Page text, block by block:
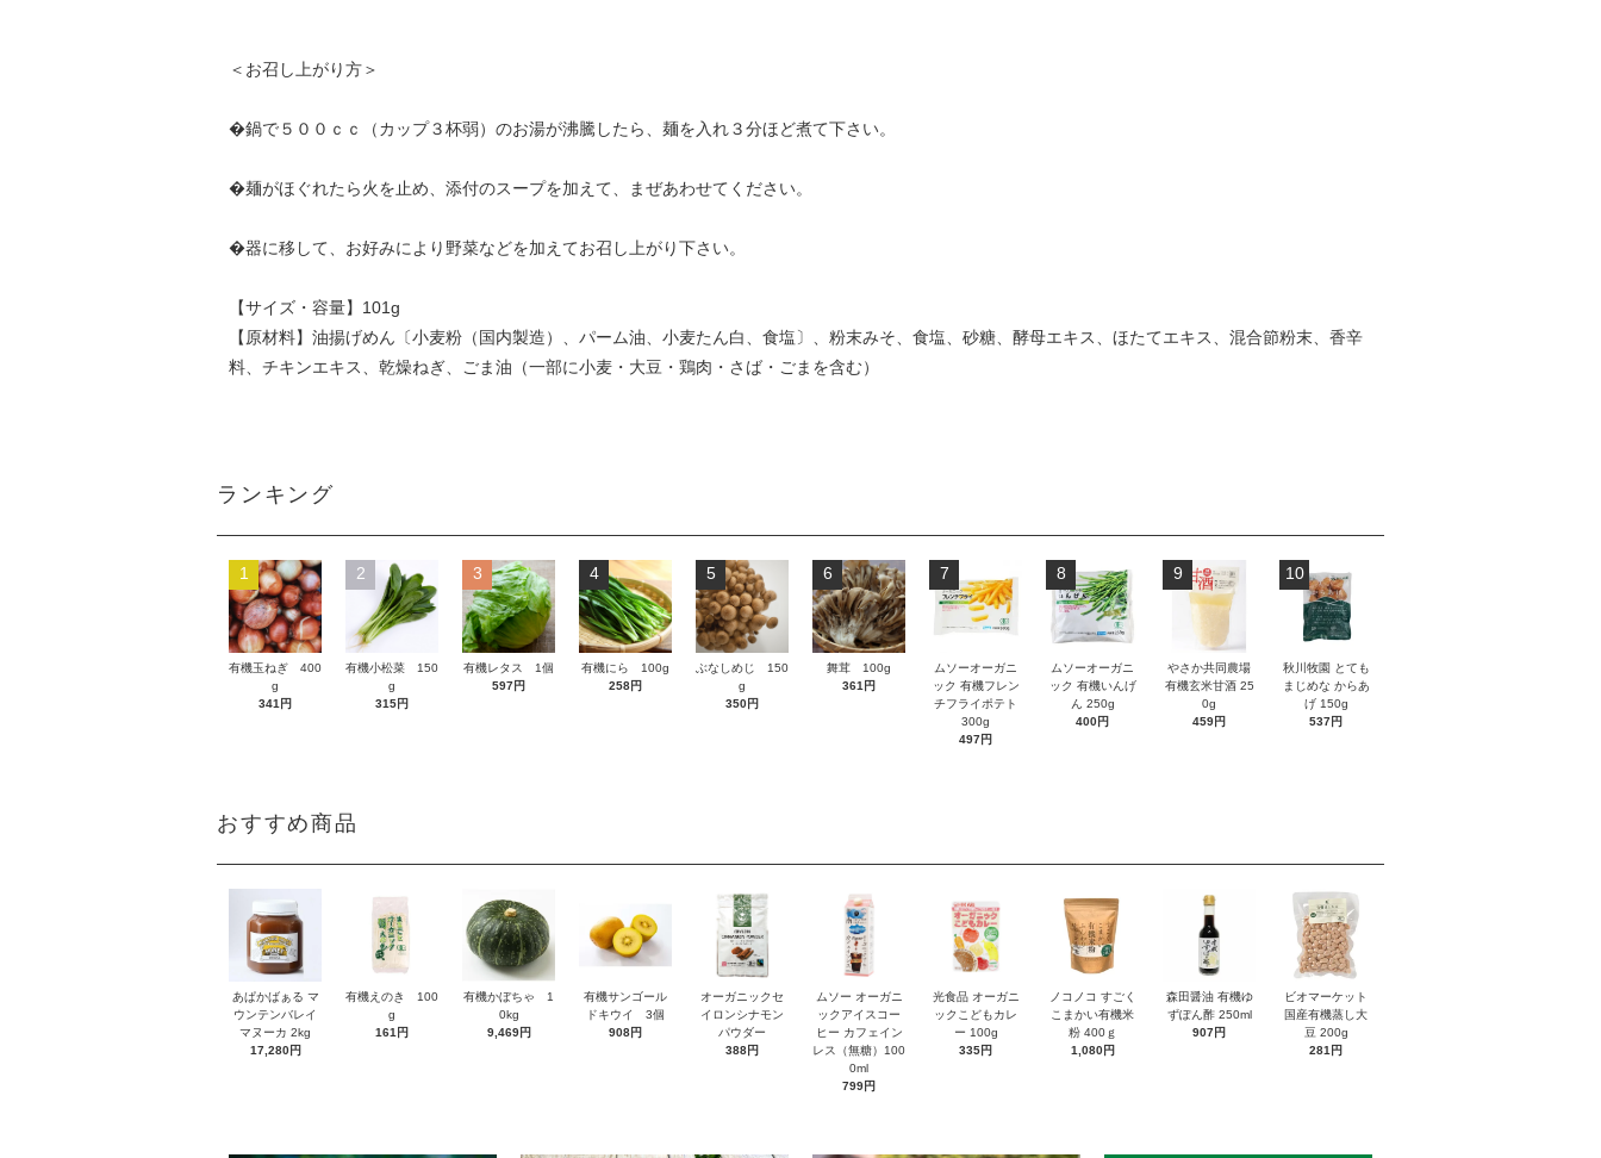
＜お召し上がり方＞
�鍋で５００ｃｃ（カップ３杯弱）のお湯が沸騰したら、麺を入れ３分ほど煮て下さい。
�麺がほぐれたら火を止め、添付のスープを加えて、まぜあわせてください。
�器に移して、お好みにより野菜などを加えてお召し上がり下さい。
【サイズ・容量】101g
【原材料】油揚げめん〔小麦粉（国内製造）、パーム油、小麦たん白、食塩〕、粉末みそ、食塩、砂糖、酵母エキス、ほたてエキス、混合節粉末、香辛
料、チキンエキス、乾燥ねぎ、ごま油（一部に小麦・大豆・鶏肉・さば・ごまを含む）
ランキング
1
有機玉ねぎ 400
g
341円
2
有機小松菜 150
g
315円
3
有機レタス 1個
597円
4
有機にら 100g
258円
5
ぶなしめじ 150
g
350円
6
舞茸 100g
361円
7
ムソーオーガニ
ック 有機フレン
チフライポテト
300g
497円
8
ムソーオーガニ
ック 有機いんげ
ん 250g
400円
9
やさか共同農場
有機玄米甘酒 25
0g
459円
10
秋川牧園 とても
まじめな からあ
げ 150g
537円
おすすめ商品
あぱかばぁる マ
ウンテンバレイ
マヌーカ 2kg
17,280円
有機えのき 100
g
161円
有機かぼちゃ 1
0kg
9,469円
有機サンゴール
ドキウイ 3個
908円
オーガニックセ
イロンシナモン
パウダー
388円
ムソー オーガニ
ックアイスコー
ヒー カフェイン
レス（無糖）100
0ml
799円
光食品 オーガニ
ックこどもカレ
ー 100g
335円
ノコノコ すごく
こまかい有機米
粉 400ｇ
1,080円
森田醤油 有機ゆ
ずぽん酢 250ml
907円
ビオマーケット
国産有機蒸し大
豆 200g
281円